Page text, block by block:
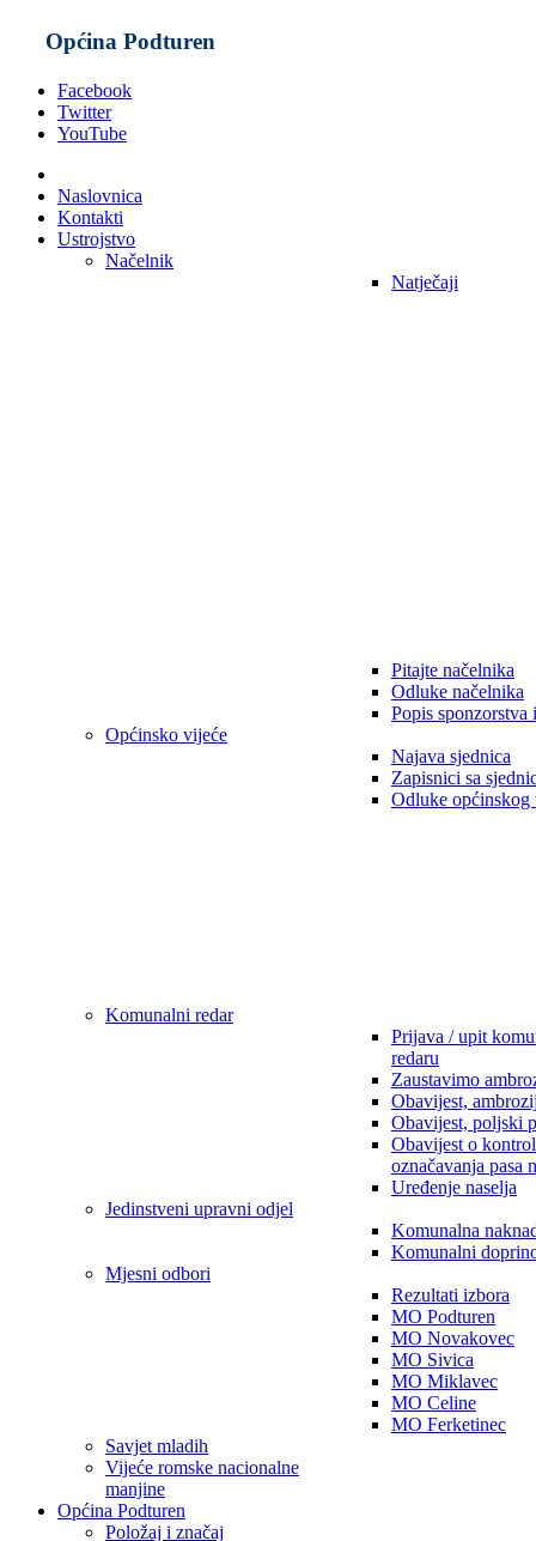
Općina Podturen
Facebook
Twitter
YouTube
Naslovnica
Kontakti
Ustrojstvo
Načelnik
Natječaji
Pitajte načelnika
Odluke načelnika
Popis sponzorstva
Općinsko vijeće
Najava sjednica
Zapisnici sa
Odluke općinskog
Komunalni redar
Prijava / upit
redaru
Zaustavimo
Obavijest,
Obavijest, poljski
Obavijest o
označavanja pasa
Uređenje naselja
Jedinstveni upravni odjel
Komunalna
Komunalni
Mjesni odbori
Rezultati izbora
MO Podturen
MO Novakovec
MO Sivica
MO Miklavec
MO Celine
MO Ferketinec
Savjet mladih
Vijeće romske nacionalne
manjine
Općina Podturen
Položaj i značaj